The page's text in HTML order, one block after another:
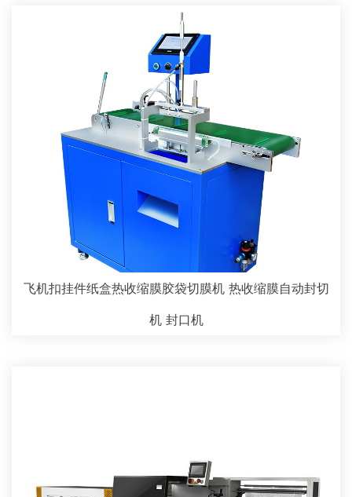
飞机扣挂件纸盒热收缩膜胶袋切膜机 热收缩膜自动封切
机 封口机